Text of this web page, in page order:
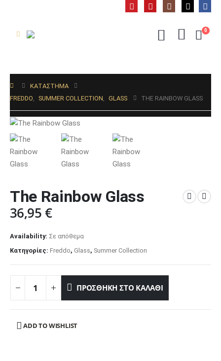
0
ΚΑΤΆΣΤΗΜΑ
FREDDO, SUMMER COLLECTION, GLASS THE RAINBOW GLASS
The Rainbow Glass
36,95 €
Availability: Σε απόθεμα
Κατηγορίες: Freddo, Glass, Summer Collection
ΠΡΟΣΘΉΚΗ ΣΤΟ ΚΑΛΆΘΙ
ADD TO WISHLIST